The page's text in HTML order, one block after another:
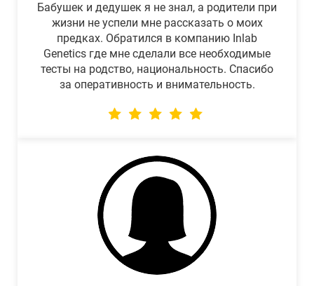
Бабушек и дедушек я не знал, а родители при
жизни не успели мне рассказать о моих
предках. Обратился в компанию Inlab
Genetics где мне сделали все необходимые
тесты на родство, национальность. Спасибо
за оперативность и внимательность.